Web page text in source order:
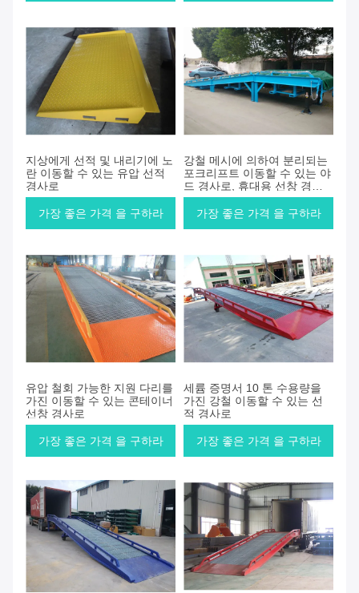
지상에게 선적 및 내리기에 노
란 이동할 수 있는 유압 선적
경사로
가장 좋은 가격 을 구하라
강철 메시에 의하여 분리되는
포크리프트 이동할 수 있는 야
드 경사로, 휴대용 선창 경사
로
가장 좋은 가격 을 구하라
유압 철회 가능한 지원 다리를
가진 이동할 수 있는 콘테이너
선창 경사로
가장 좋은 가격 을 구하라
세륨 증명서 10 톤 수용량을
가진 강철 이동할 수 있는 선
적 경사로
가장 좋은 가격 을 구하라